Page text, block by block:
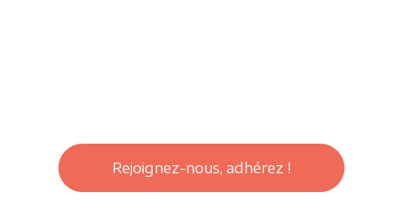
Rejoignez-nous, adhérez !